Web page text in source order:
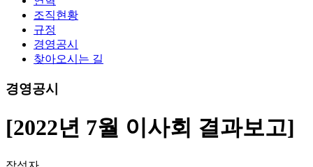
조직현황
규정
경영공시
찾아오시는 길
경영공시
[2022년 7월 이사회 결과보고]